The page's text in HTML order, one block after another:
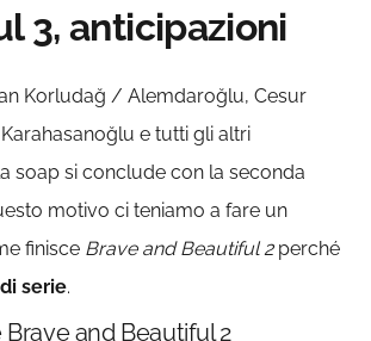
3, anticipazioni
Korludağ / Alemdaroğlu, Cesur
e tutti gli altri
soap si conclude con la seconda
motivo ci teniamo a fare un
finisce Brave and Beautiful 2perché
serie.
and Beautiful 2